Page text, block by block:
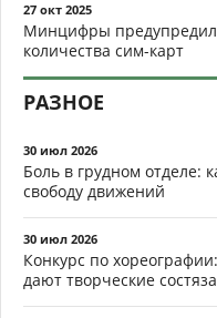
27 окт 2025
Минцифры
количества сим-карт
РАЗНОЕ
30 июл 2026
Боль в грудном отделе:
свободу движений
30 июл 2026
Конкурс по
дают творческие